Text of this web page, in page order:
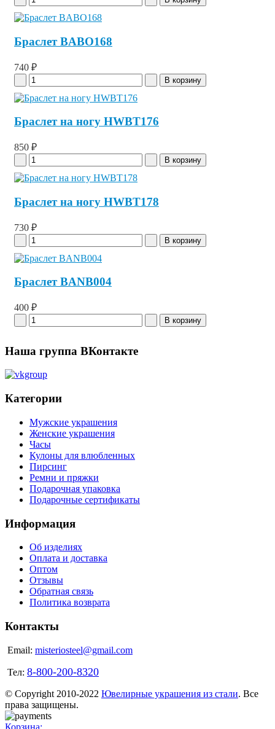
Браслет BABO168
740 ₽
Браслет на ногу HWBT176
850 ₽
Браслет на ногу HWBT178
730 ₽
Браслет BANB004
400 ₽
Наша группа ВКонтакте
Категории
Мужские украшения
Женские украшения
Часы
Кулоны для влюбленных
Пирсинг
Ремни и пряжки
Подарочная упаковка
Подарочные сертификаты
Информация
Об изделиях
Оплата и доставка
Оптом
Отзывы
Обратная связь
Политика возврата
Контакты
Email: misteriosteel@gmail.com
Тел: 8-800-200-8320
© Copyright 2010-2022 Ювелирные украшения из стали. Все
права защищены.
Корзина: